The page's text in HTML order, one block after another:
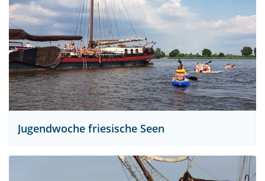
Jugendwoche friesische Seen